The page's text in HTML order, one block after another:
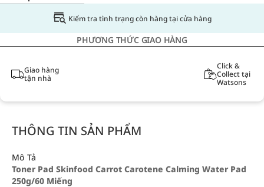
Kiểm tra tình trạng còn hàng tại cửa hàng
PHƯƠNG THỨC GIAO HÀNG
Giao hàng
tận nhà
Click &
Collect tại
Watsons
THÔNG TIN SẢN PHẨM
Mô Tả
Toner Pad Skinfood Carrot Carotene Calming Water Pad
250g/60 Miếng